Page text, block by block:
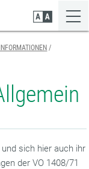
sich hier auch ihr
der VO 1408/71